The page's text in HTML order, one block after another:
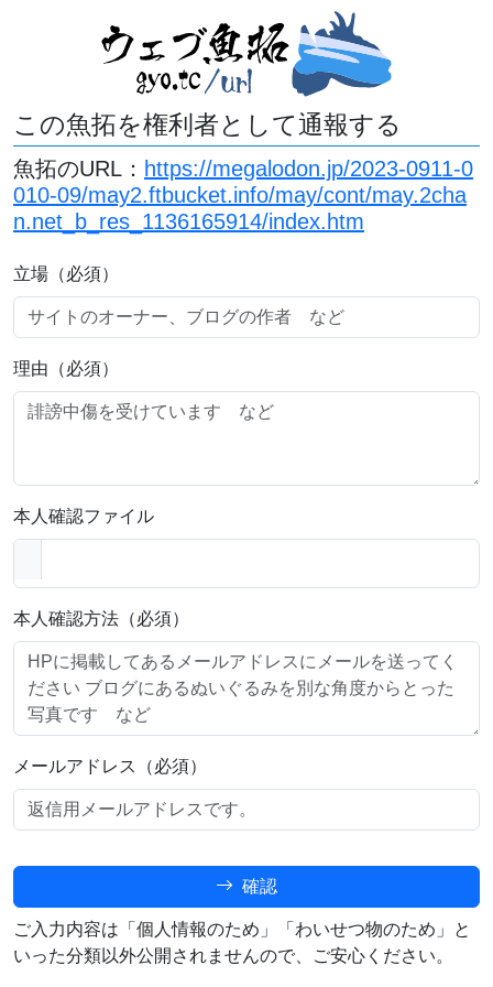
この魚拓を権利者として通報する
魚拓のURL： https://megalodon.jp/2023-0911-0
010-09/may2.ftbucket.info/may/cont/may.2cha
n.net_b_res_1136165914/index.htm
立場（必須）
理由（必須）
本人確認ファイル
本人確認方法（必須）
メールアドレス（必須）
確認
ご入力内容は「個人情報のため」「わいせつ物のため」と
いった分類以外公開されませんので、ご安心ください。